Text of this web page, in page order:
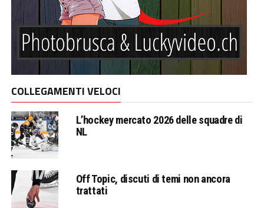
COLLEGAMENTI VELOCI
L’hockey mercato 2026 delle squadre di
NL
Off Topic, discuti di temi non ancora
trattati